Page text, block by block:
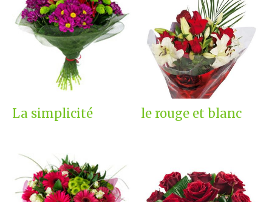
La simplicité le rouge et blanc